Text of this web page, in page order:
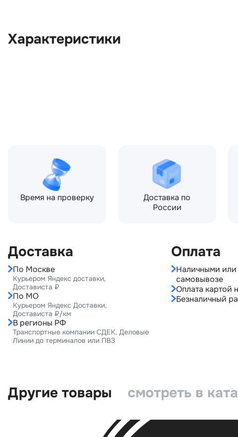
Характеристики
Время на проверку
Доставка по
России
Доставка
По Москве
Курьером Яндекс доставки,
Достависта ₽
По МО
Курьером Яндекс Доставки,
Достависта ₽/км
В регионы РФ
Транспортные компании СДЕК, Деловые
Линии до терминалов или ПВЗ
Оплата
Наличными
самовывозе
Оплата картой
Безналичный
Другие товары смотреть в